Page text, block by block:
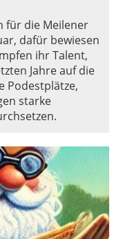
für die Meilener
dafür bewiesen
ihr Talent,
Jahre auf die
Podestplätze,
starke